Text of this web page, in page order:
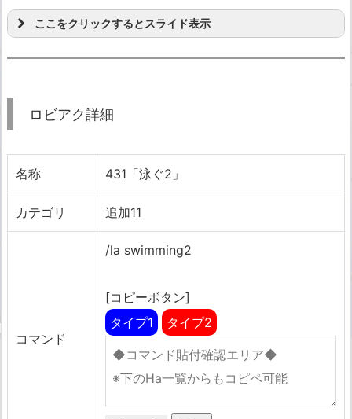
ここをクリックするとスライド表示
ロビアク詳細
名称 431「泳ぐ2」
カテゴリ 追加11
コマンド
/la swimming2
[コピーボタン]
タイプ1
タイプ2